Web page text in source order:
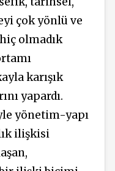
çok yönlü ve
olmadık
karışık
yapardı.
yönetim-yapı
ilişkisi